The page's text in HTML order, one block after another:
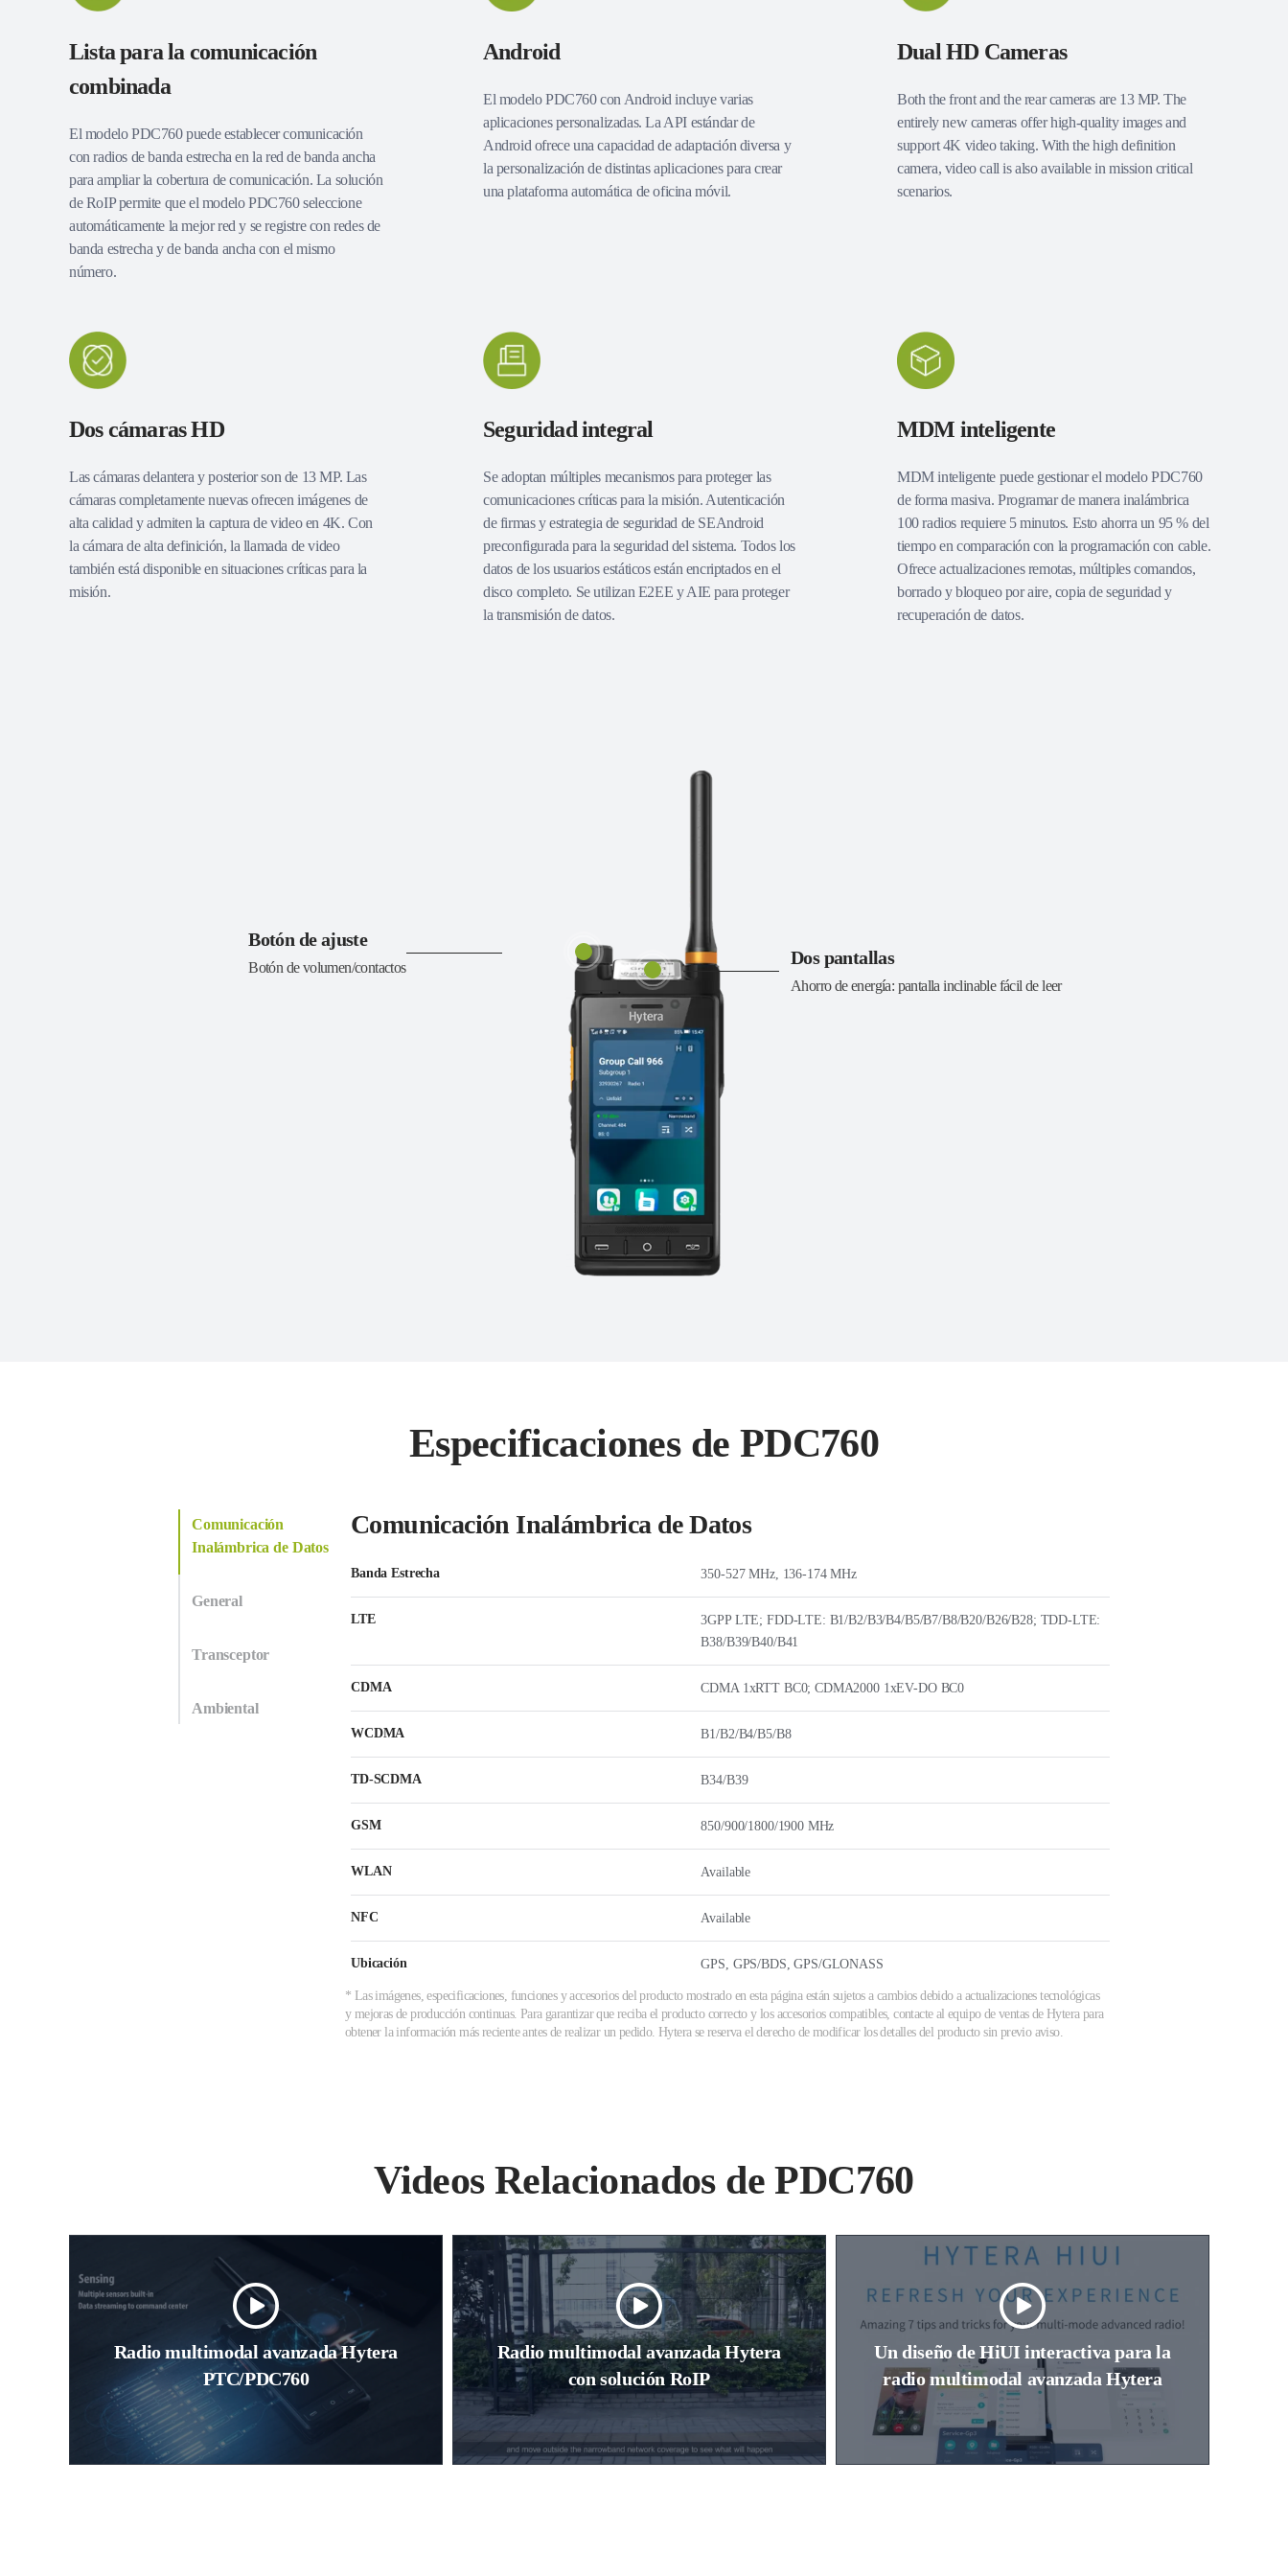
Lista para la comunicación
combinada
El modelo PDC760 puede establecer comunicación
con radios de banda estrecha en la red de banda ancha
para ampliar la cobertura de comunicación. La solución
de RoIP permite que el modelo PDC760 seleccione
automáticamente la mejor red y se registre con redes de
banda estrecha y de banda ancha con el mismo
número.
Android
El modelo PDC760 con Android incluye varias
aplicaciones personalizadas. La API estándar de
Android ofrece una capacidad de adaptación diversa y
la personalización de distintas aplicaciones para crear
una plataforma automática de oficina móvil.
Dual HD Cameras
Both the front and the rear cameras are 13 MP. The
entirely new cameras offer high-quality images and
support 4K video taking. With the high definition
camera, video call is also available in mission critical
scenarios.
Dos cámaras HD
Las cámaras delantera y posterior son de 13 MP. Las
cámaras completamente nuevas ofrecen imágenes de
alta calidad y admiten la captura de video en 4K. Con
la cámara de alta definición, la llamada de video
también está disponible en situaciones críticas para la
misión.
Seguridad integral
Se adoptan múltiples mecanismos para proteger las
comunicaciones críticas para la misión. Autenticación
de firmas y estrategia de seguridad de SEAndroid
preconfigurada para la seguridad del sistema. Todos los
datos de los usuarios estáticos están encriptados en el
disco completo. Se utilizan E2EE y AIE para proteger
la transmisión de datos.
MDM inteligente
MDM inteligente puede gestionar el modelo PDC760
de forma masiva. Programar de manera inalámbrica
100 radios requiere 5 minutos. Esto ahorra un 95 % del
tiempo en comparación con la programación con cable.
Ofrece actualizaciones remotas, múltiples comandos,
borrado y bloqueo por aire, copia de seguridad y
recuperación de datos.
Botón de ajuste
Botón de volumen/contactos Dos pantallas
Ahorro de energía: pantalla inclinable fácil de leer
Especificaciones de PDC760
Comunicación
Inalámbrica de Datos
General
Transceptor
Ambiental
Comunicación Inalámbrica de Datos
Banda Estrecha 350-527 MHz, 136-174 MHz
LTE
3GPP LTE; FDD-LTE: B1/B2/B3/B4/B5/B7/B8/B20/B26/B28; TDD-LTE:
B38/B39/B40/B41
CDMA CDMA 1xRTT BC0; CDMA2000 1xEV-DO BC0
WCDMA B1/B2/B4/B5/B8
TD-SCDMA B34/B39
GSM 850/900/1800/1900 MHz
WLAN Available
NFC Available
Ubicación GPS, GPS/BDS, GPS/GLONASS
* Las imágenes, especificaciones, funciones y accesorios del producto mostrado en esta página están sujetos a cambios debido a actualizaciones tecnológicas
y mejoras de producción continuas. Para garantizar que reciba el producto correcto y los accesorios compatibles, contacte al equipo de ventas de Hytera para
obtener la información más reciente antes de realizar un pedido. Hytera se reserva el derecho de modificar los detalles del producto sin previo aviso.
Videos Relacionados de PDC760
Radio multimodal avanzada Hytera
PTC/PDC760
Radio multimodal avanzada Hytera
con solución RoIP
Un diseño de HiUI interactiva para la
radio multimodal avanzada Hytera